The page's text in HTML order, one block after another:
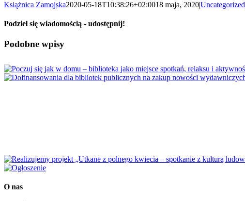
Książnica Zamojska2020-05-18T10:38:26+02:0018 maja, 2020|Uncategorized
Podziel się wiadomością - udostępnij!
Facebook
X
Reddit
LinkedIn
WhatsApp
Tumblr
Pinterest
Vk
Email
Podobne wpisy
O nas